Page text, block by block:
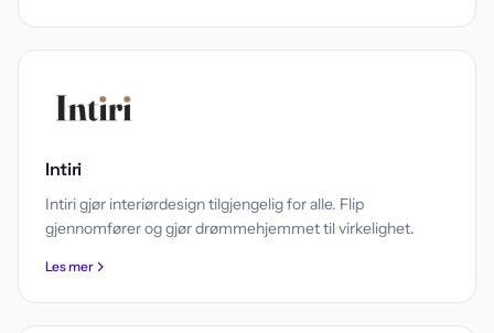
Intiri
Intiri gjør interiørdesign tilgjengelig for alle. Flip
gjennomfører og gjør drømmehjemmet til virkelighet.
Les mer